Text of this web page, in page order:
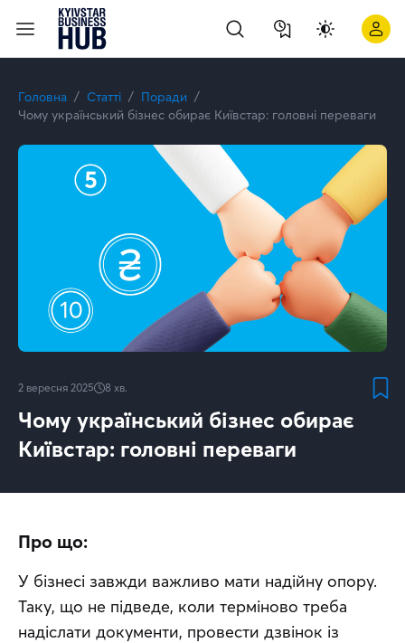
Головна Статті
Поради
Чому український бізнес обирає Київстар: головні переваги
2 вересня 2025 8 хв.
Чому український бізнес обирає
Київстар: головні переваги
Про що:
У бізнесі завжди важливо мати надійну опору.
Таку, що не підведе, коли терміново треба
надіслати документи, провести дзвінок із
Чому бізнес обирає Київстар: головні переваги | Kyivstar